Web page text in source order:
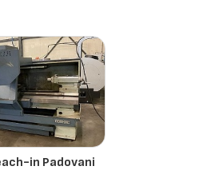
in Padovani